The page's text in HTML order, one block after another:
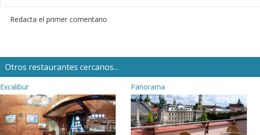
Redacta el primer comentario
Otros restaurantes cercanos...
Excalibur Panorama